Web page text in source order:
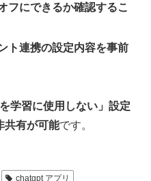
フにできるか確認するこ
ト連携の設定内容を事前
を学習に使用しない」設定
共有が可能です。
chatgpt アプリ